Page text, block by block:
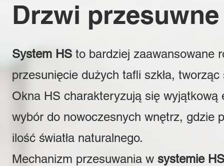
Drzwi przesuwne
System HS to bardziej zaawansowane
przesunięcie dużych tafli szkła,
Okna HS charakteryzują się wyjątkową
wybór do nowoczesnych wnętrz, gdzie
ilość światła naturalnego.
Mechanizm przesuwania w systemie HS